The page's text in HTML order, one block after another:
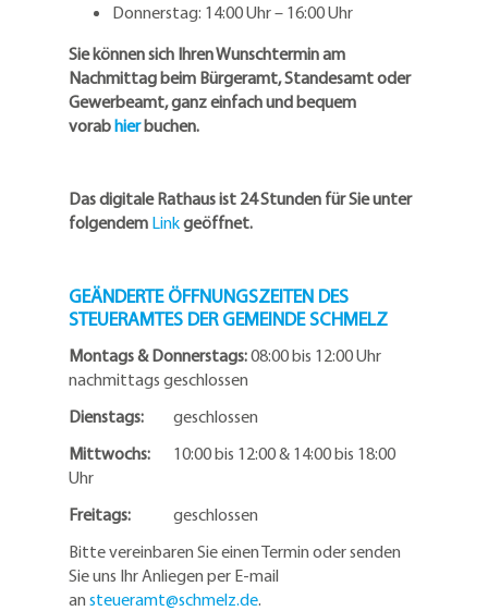
Donnerstag: 14:00 Uhr – 16:00 Uhr
Sie können sich Ihren Wunschtermin am
Nachmittag beim Bürgeramt, Standesamt oder
Gewerbeamt, ganz einfach und bequem
vorabhierbuchen.
Das digitale Rathaus ist 24 Stunden für Sie unter
folgendem Linkgeöffnet.
GEÄNDERTE ÖFFNUNGSZEITEN DES
STEUERAMTES DER GEMEINDE SCHMELZ
Montags & Donnerstags:08:00 bis 12:00 Uhr
nachmittags geschlossen
Dienstags:
geschlossen
Mittwochs:
10:00 bis 12:00 & 14:00 bis 18:00
Uhr
Freitags:
geschlossen
Bitte vereinbaren Sie einen Termin oder senden
Sie uns Ihr Anliegen per E-mail
an steueramt@schmelz.de.